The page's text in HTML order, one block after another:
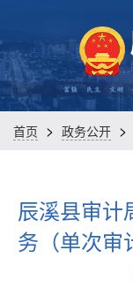
首页 > 政务公开 >
辰溪县审计
务（单次审